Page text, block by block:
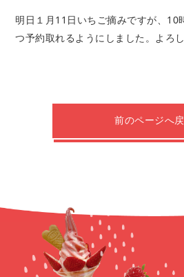
明日１月11日いちご摘みですが、10
つ予約取れるようにしました。よろ
前のページへ